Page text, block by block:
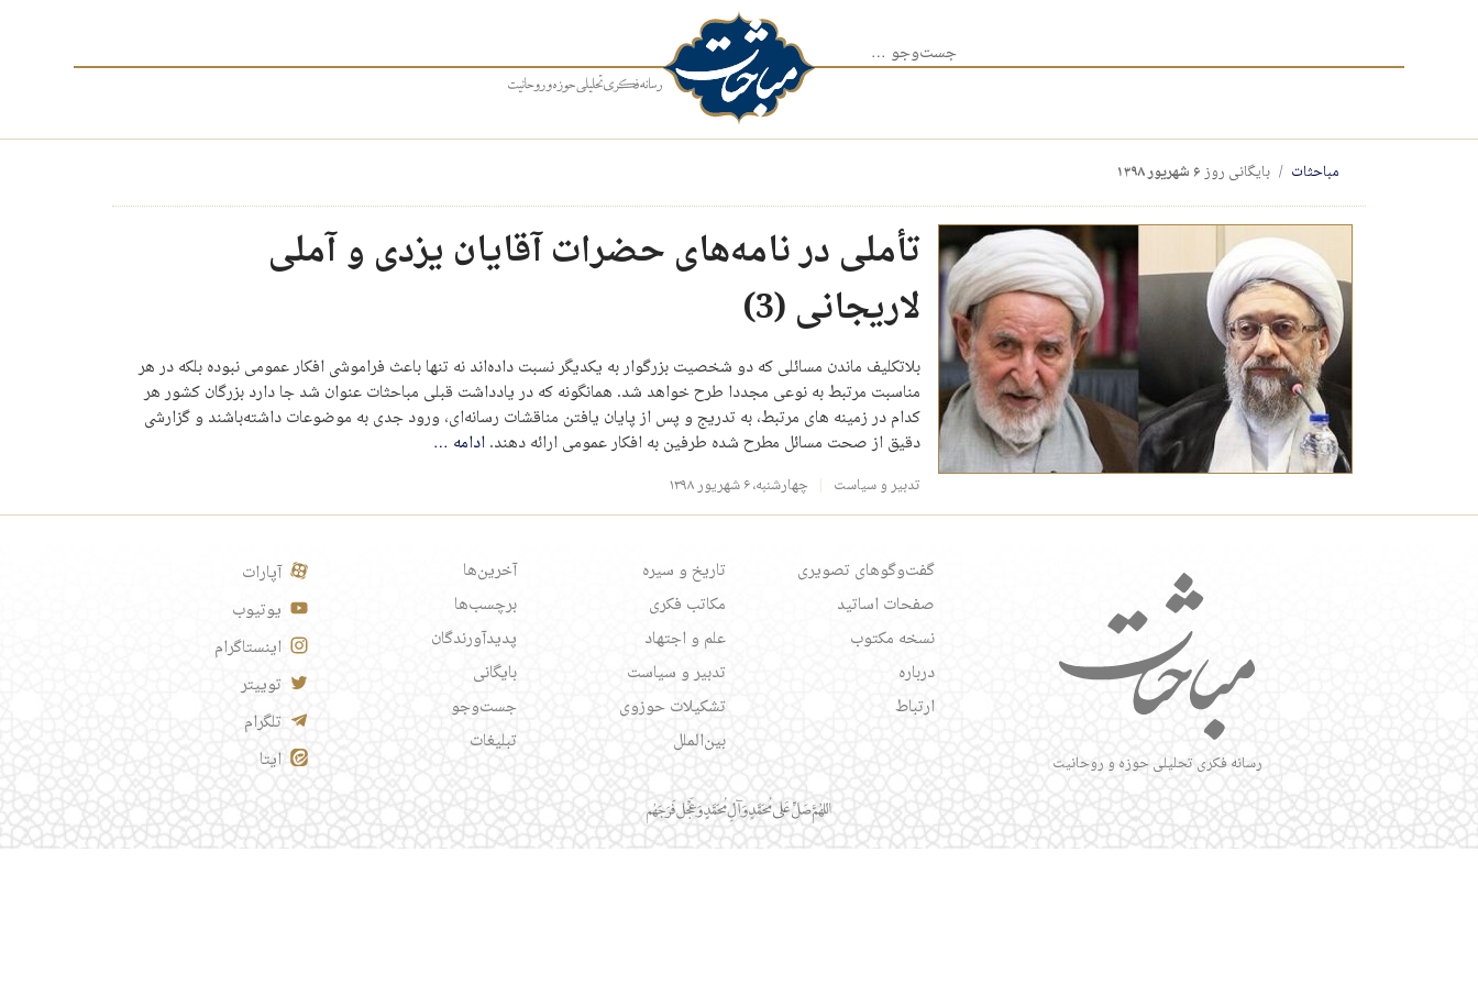
جست‌وجو برای:
مباحثات بایگانی روز۶ شهریور ۱۳۹۸
تأملی در نامه‌های حضرات آقایان یزدی و آملی
لاریجانی (3)
بلاتکلیف ماندن مسائلی که دو شخصیت بزرگوار به یکدیگر نسبت داده‌اند نه تنها باعث فراموشی افکار عمومی نبوده بلکه در هر
مناسبت مرتبط به نوعی مجددا طرح خواهد شد. همانگونه که در یادداشت قبلی مباحثات عنوان شد جا دارد بزرگان کشور هر
کدام در زمینه های مرتبط، به تدریج و پس از پایان یافتن مناقشات رسانه‌ای، ورود جدی به موضوعات داشته‌باشند و گزارشی
دقیق از صحت مسائل مطرح شده طرفین به افکار عمومی ارائه دهند.ادامه …
تدبیر و سیاست چهارشنبه، ۶ شهریور ۱۳۹۸
رسانه فکری تحلیلی حوزه و روحانیت
گفت‌وگوهای تصویری
صفحات اساتید
نسخه مکتوب
درباره
ارتباط
تاریخ و سیره
مکاتب فکری
علم و اجتهاد
تدبیر و سیاست
تشکیلات حوزوی
بین‌الملل
آخرین‌ها
برچسب‌ها
پدیدآورندگان
بایگانی
جست‌وجو
تبلیغات
آپارات
یوتیوب
اینستاگرام
توییتر
تلگرام
ایتا